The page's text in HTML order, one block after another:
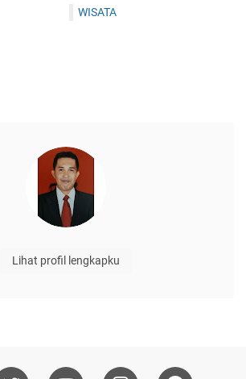
WISATA
Lihat profil lengkapku